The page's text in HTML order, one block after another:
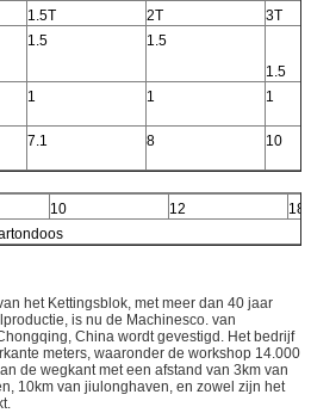
1.5T 2T
3T
1.5
1.5
1.5
1 1 1
7.1 8 10
10 12
18
het Kettingsblok, met meer dan 40 jaar
is nu de Machinesco. van
China wordt gevestigd. Het bedrijf
meters, waaronder de workshop 14.000
de wegkant met een afstand van 3km van
10km van jiulonghaven, en zowel zijn het